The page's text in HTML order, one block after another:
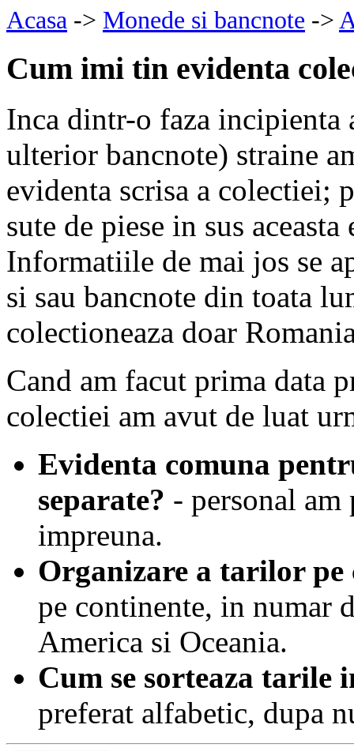
Acasa -> Monede si bancnote ->
Cum imi tin evidenta
Inca dintr-o faza incipienta
ulterior bancnote) straine
evidenta scrisa a colectiei;
sute de piese in sus
Informatiile de mai jos se
si sau bancnote din toata
colectioneaza doar
Cand am facut prima data
colectiei am avut de luat
Evidenta comuna
separate? - personal am
impreuna.
Organizare a tarilor pe
pe continente, in numar
America si Oceania.
Cum se sorteaza
preferat alfabetic, dupa